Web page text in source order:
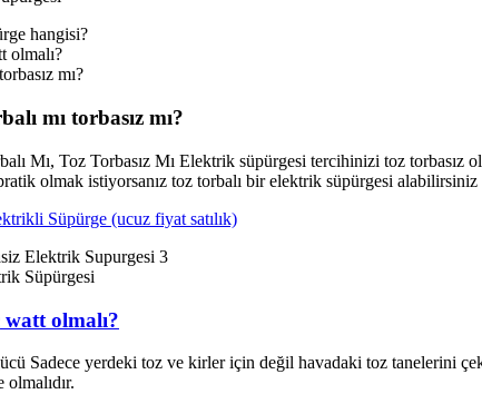
hangisi?
olmalı?
mı?
mı torbasız mı?
Mı, Toz Torbasız Mı Elektrik süpürgesi tercihinizi toz
olmak istiyorsanız toz torbalı bir elektrik süpürgesi alabilirsiniz
Süpürge (ucuz fiyat satılık)
Süpürgesi
watt olmalı?
Sadece yerdeki toz ve kirler için değil havadaki toz tanelerini